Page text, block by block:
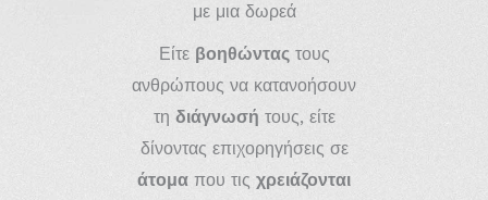
με μια δωρεά
Είτε βοηθώνταςτους
ανθρώπους να κατανοήσουν
τη διάγνωσή τους, είτε
δίνοντας επιχορηγήσεις σε
άτομα που τις χρειάζονται